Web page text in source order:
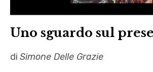
Uno sguardo sul
diSimone Delle Grazie